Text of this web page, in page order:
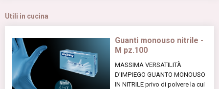
Utili in cucina
Guanti monouso nitrile -
M pz.100
MASSIMA VERSATILITÀ
D’IMPIEGO GUANTO MONOUSO
IN NITRILE privo di polvere la cui